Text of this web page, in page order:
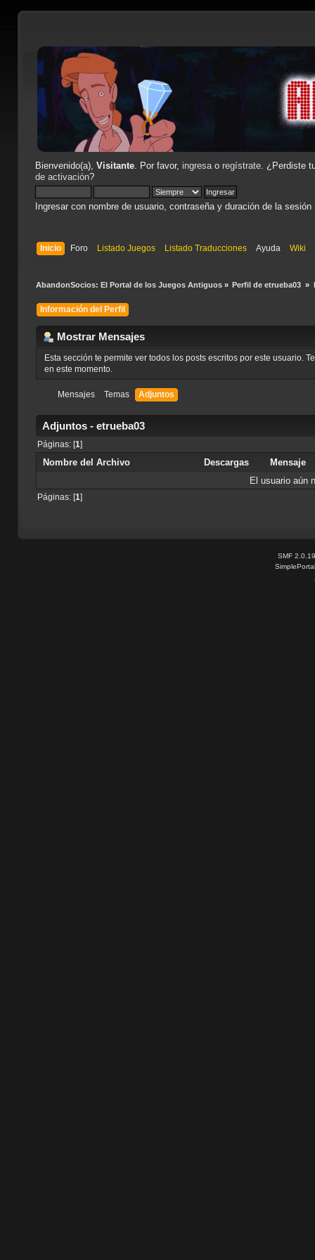
Bienvenido(a), Visitante. Por favor, ingresao regístrate. ¿Perdiste
de activación?
Ingresar con nombre de usuario, contraseña y duración de la sesión
Inicio Foro Listado Juegos Listado Traducciones Ayuda Wiki
AbandonSocios: El Portal de los Juegos Antiguos» Perfil de etrueba03 »
Información del Perfil
Mostrar Mensajes
Esta sección te permite ver todos los posts escritos por este usuario.
en este momento.
Mensajes Temas Adjuntos
Adjuntos - etrueba03
Páginas: [1]
Nombre del Archivo Descargas
Mensaje
El usuario aún
Páginas: [1]
SMF 2.0.19